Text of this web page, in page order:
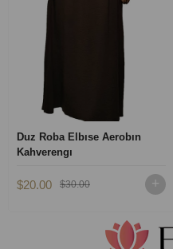
Duz Roba Elbıse Aerobın
Kahverengı
$20.00 $30.00